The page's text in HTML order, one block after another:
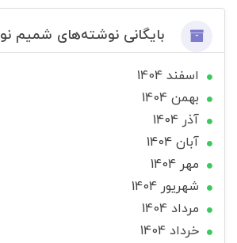
بایگانی نوشته‌های شمیم نو
اسفند 1404
بهمن 1404
آذر 1404
آبان 1404
مهر 1404
شهریور 1404
مرداد 1404
خرداد 1404